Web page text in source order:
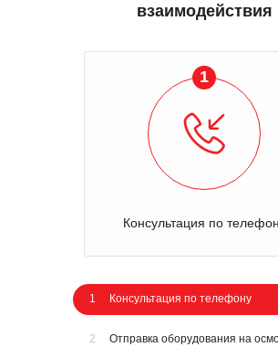
взаимодействия
1
Консультация по
1 Консультация по телефону
2 Отправка оборудования на